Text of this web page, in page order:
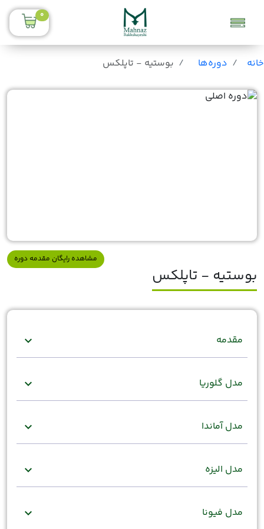
0
خانه دوره‌ها بوستیه - تاپلکس
مشاهده رایگان مقدمه دوره
بوستیه - تاپلکس
مقدمه expand_more
مدل گلوریا expand_more
مدل آماندا expand_more
مدل الیزه expand_more
مدل فیونا expand_more